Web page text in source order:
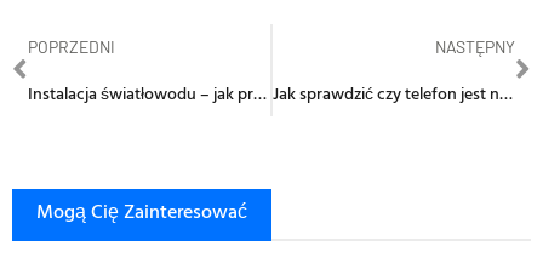
POPRZEDNI
Instalacja światłowodu – jak przebiega ten proces?
NASTĘPNY
Jak sprawdzić czy telefon jest na podsłuchu? Próbujemy wykryć podsłuch
Mogą Cię Zainteresować